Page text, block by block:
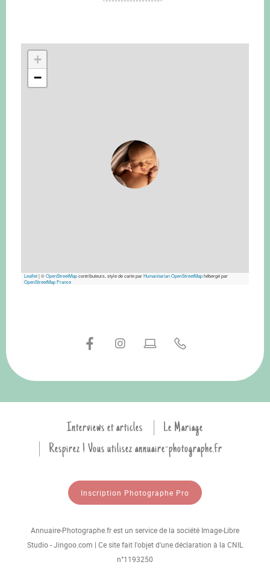
+
−
Leaflet|©OpenStreetMapcontributeurs, style de carte parHumanitarian OpenStreetMaphébergé par
OpenStreetMap France
Interviews et articles
Le Mariage
Respirez ! Vous utilisez annuaire-photographe.fr
Inscription Photographe Pro
Annuaire-Photographe.fr est un service de la société Image-Libre
Studio - Jingoo.com | Ce site fait l'objet d'une déclaration à la CNIL
n°1193250